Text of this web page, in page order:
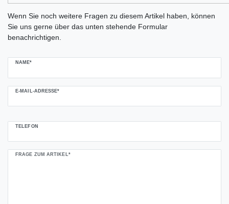
Wenn Sie noch weitere Fragen zu diesem Artikel haben, können
Sie uns gerne über das unten stehende Formular
benachrichtigen.
NAME*
E-MAIL-ADRESSE*
TELEFON
FRAGE ZUM ARTIKEL*